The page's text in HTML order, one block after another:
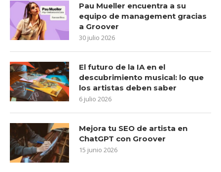
Pau Mueller encuentra a su
equipo de management gracias
a Groover
30 julio 2026
El futuro de la IA en el
descubrimiento musical: lo que
los artistas deben saber
6 julio 2026
Mejora tu SEO de artista en
ChatGPT con Groover
15 junio 2026